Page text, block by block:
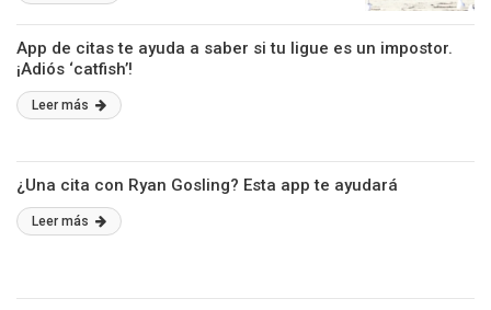
App de citas te ayuda a saber si tu ligue es un impostor.
¡Adiós ‘catfish’!
Leer más
¿Una cita con Ryan Gosling? Esta app te ayudará
Leer más